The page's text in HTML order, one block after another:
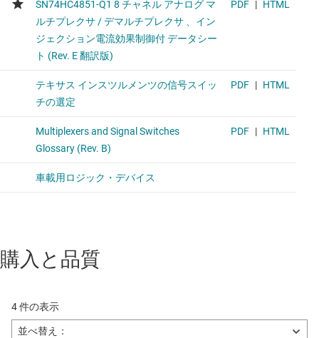
購入と品質